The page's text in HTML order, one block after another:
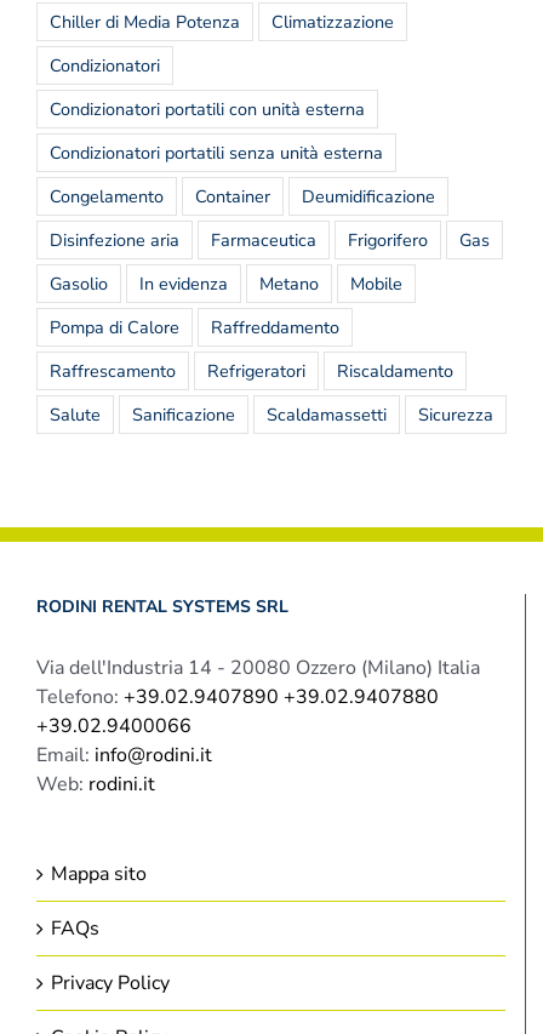
Chiller di Media Potenza
Climatizzazione
Condizionatori
Condizionatori portatili con unità esterna
Condizionatori portatili senza unità esterna
Congelamento
Container
Deumidificazione
Disinfezione aria
Farmaceutica Frigorifero
Gas
Gasolio
In evidenza Metano
Mobile
Pompa di Calore
Raffreddamento
Raffrescamento
Refrigeratori
Riscaldamento
Salute
Sanificazione Scaldamassetti Sicurezza
RODINI RENTAL SYSTEMS SRL
Via dell'Industria 14 - 20080 Ozzero (Milano) Italia
Telefono: +39.02.9407890 +39.02.9407880
+39.02.9400066
Email: info@rodini.it
Web: rodini.it
Mappa sito
FAQs
Privacy Policy